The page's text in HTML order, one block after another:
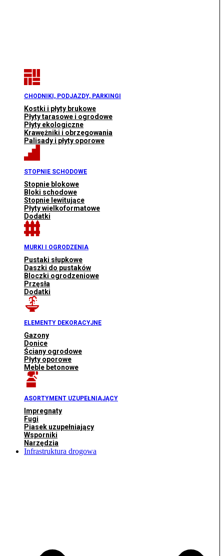
CHODNIKI, PODJAZDY, PARKINGI
Kostki i płyty brukowe
Płyty tarasowe i ogrodowe
Płyty ekologiczne
Krawężniki i obrzegowania
Palisady i płyty oporowe
STOPNIE SCHODOWE
Stopnie blokowe
Bloki schodowe
Stopnie lewitujące
Płyty wielkoformatowe
Dodatki
MURKI I OGRODZENIA
Pustaki słupkowe
Daszki do pustaków
Bloczki ogrodzeniowe
Przęsła
Dodatki
ELEMENTY DEKORACYJNE
Gazony
Donice
Ściany ogrodowe
Płyty oporowe
Meble betonowe
ASORTYMENT UZUPEŁNIAJĄCY
Impregnaty
Fugi
Piasek uzupełniający
Wsporniki
Narzędzia
Infrastruktura drogowa